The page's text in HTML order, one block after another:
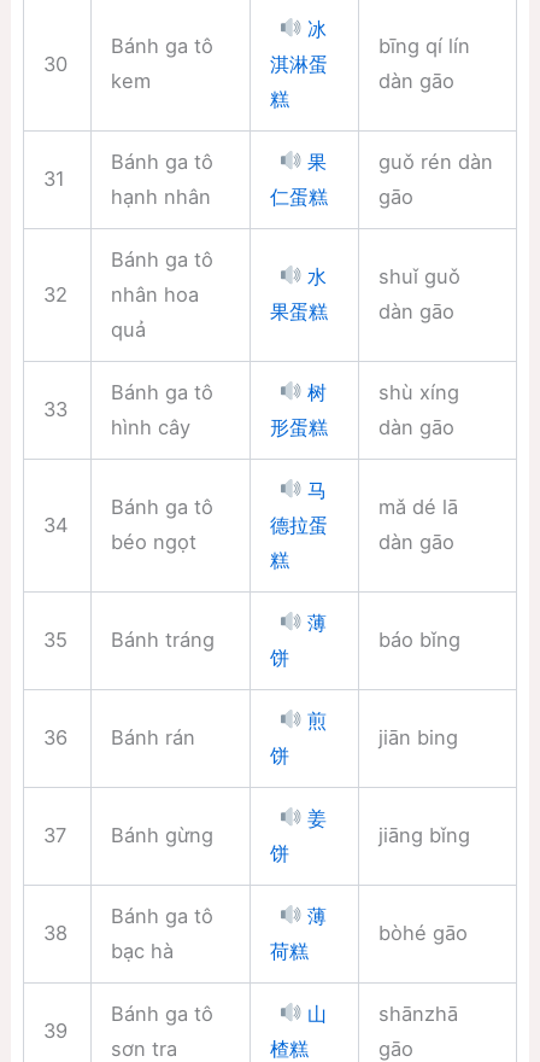
30
Bánh ga tô
kem
冰
淇淋蛋
糕
bīng qí lín
dàn gāo
31
Bánh ga tô
hạnh nhân
果
仁蛋糕
guǒ rén dàn
gāo
32
Bánh ga tô
nhân hoa
quả
水
果蛋糕
shuǐ guǒ
dàn gāo
33
Bánh ga tô
hình cây
树
形蛋糕
shù xíng
dàn gāo
34
Bánh ga tô
béo ngọt
马
德拉蛋
糕
mǎ dé lā
dàn gāo
35 Bánh tráng
薄
饼
báo bǐng
36 Bánh rán
煎
饼
jiān bing
37 Bánh gừng
姜
饼
jiāng bǐng
38
Bánh ga tô
bạc hà
薄
荷糕
bòhé gāo
39
Bánh ga tô
sơn tra
山
楂糕
shānzhā
gāo